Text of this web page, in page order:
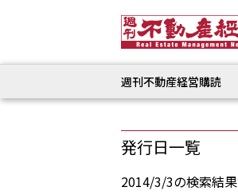
週刊不動産経営購読
発行日一覧
2014/3/3の検索結果